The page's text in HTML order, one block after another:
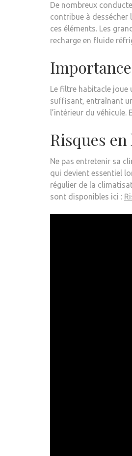
De nombreux
contribue à
ces éléments. Les
recharge en fluide
Le filtre habitacle joue
suffisant, entraînant
l’intérieur du
Risques
Ne pas entretenir sa
qui devient essentiel
régulier de la
sont disponibles ici :